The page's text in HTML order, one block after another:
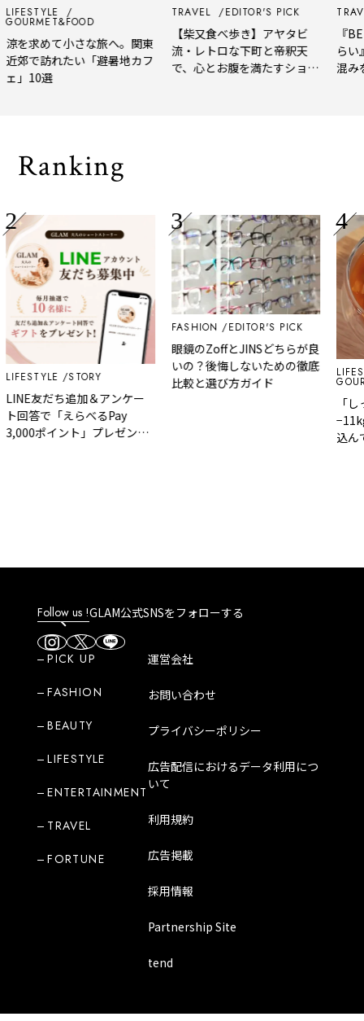
LIFESTYLE
GOURMET&FOOD
涼を求めて小さな旅へ。関東
近郊で訪れたい「避暑地カフ
ェ」10選
TRAVEL EDITOR'S PICK
【柴又食べ歩き】アヤタビ
流・レトロな下町と帝釈天
で、心とお腹を満たすショー
『
らい
混み
Ranking
LIFESTYLE STORY
LINE友だち追加＆アンケー
ト回答で「えらべるPay
3,000ポイント」プレゼント
FASHION EDITOR'S PICK
眼鏡のZoffとJINSどちらが良
いの？後悔しないための徹底
比較と選び方ガイド
「し
込ん
Follow us !GLAM公式SNSをフォローする
PICK UP
FASHION
BEAUTY
LIFESTYLE
ENTERTAINMENT
TRAVEL
FORTUNE
運営会社
お問い合わせ
プライバシーポリシー
広告配信におけるデータ利用につ
いて
利用規約
広告掲載
採用情報
Partnership Site
tend